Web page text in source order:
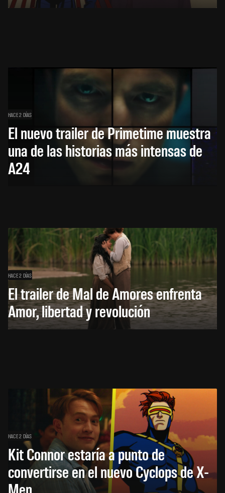
HACE 2 DÍAS
El nuevo trailer de Primetime muestra
una de las historias más intensas de
A24
HACE 2 DÍAS
El trailer de Mal de Amores enfrenta
Amor, libertad y revolución
HACE 2 DÍAS
Kit Connor estaría a punto de
convertirse en el nuevo Cyclops de X-
Men